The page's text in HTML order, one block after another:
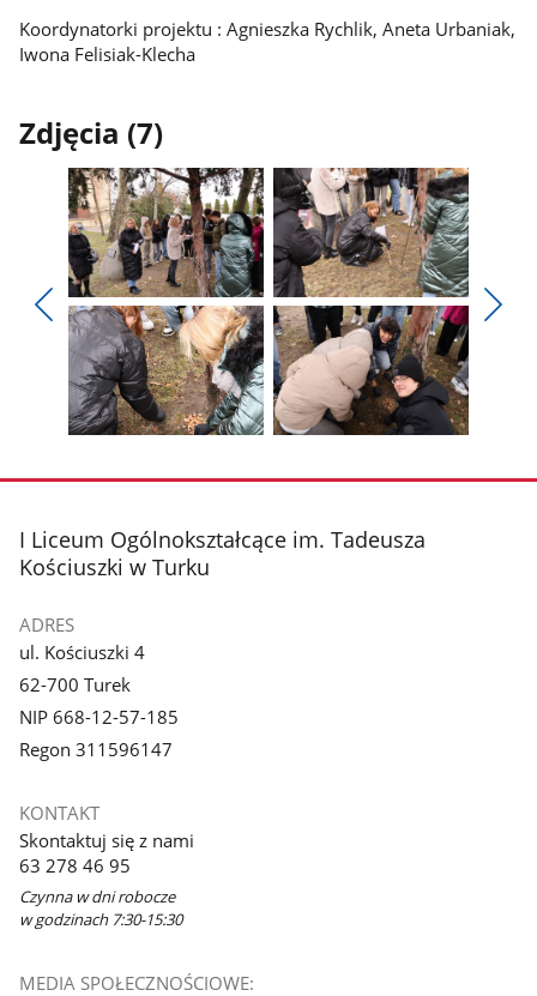
Koordynatorki projektu : Agnieszka Rychlik, Aneta Urbaniak,
Iwona Felisiak-Klecha
Zdjęcia (7)
Pokaż
poprzednie
zdjęcia
Pokaż
zdjęcie
1
z
galerii.
Pokaż
zdjęcie
2
z
galerii.
galerii.
galerii.
stopka
I Liceum Ogólnokształcące im. Tadeusza
Kościuszki w Turku
ADRES
ul. Kościuszki 4
62-700 Turek
NIP 668-12-57-185
Regon 311596147
KONTAKT
Skontaktuj się z nami
63 278 46 95
Czynna w dni robocze
w godzinach 7:30-15:30
MEDIA SPOŁECZNOŚCIOWE: